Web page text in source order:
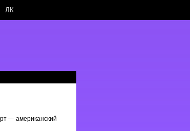
ЛК
— американский